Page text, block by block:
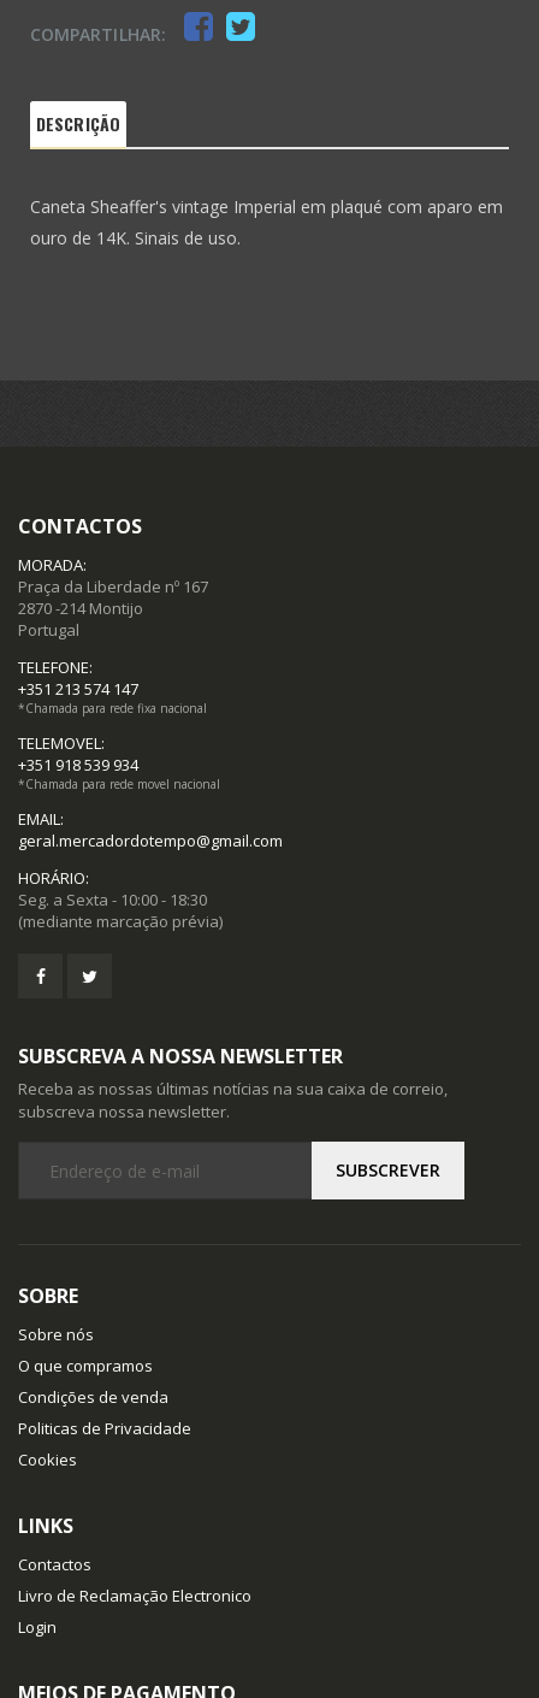
COMPARTILHAR:
DESCRIÇÃO
Caneta Sheaffer's vintage Imperial em plaqué com aparo em
ouro de 14K. Sinais de uso.
CONTACTOS
MORADA:
Praça da Liberdade nº 167
2870 -214 Montijo
Portugal
TELEFONE:
+351 213 574 147
*Chamada para rede fixa nacional
TELEMOVEL:
+351 918 539 934
*Chamada para rede movel nacional
EMAIL:
geral.mercadordotempo@gmail.com
HORÁRIO:
Seg. a Sexta - 10:00 - 18:30
(mediante marcação prévia)
SUBSCREVA A NOSSA NEWSLETTER
Receba as nossas últimas notícias na sua caixa de correio,
subscreva nossa newsletter.
SOBRE
Sobre nós
O que compramos
Condições de venda
Politicas de Privacidade
Cookies
LINKS
Contactos
Livro de Reclamação Electronico
Login